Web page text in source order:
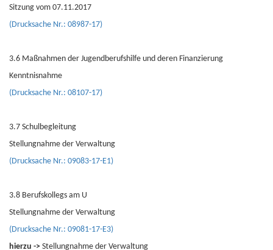
Sitzung vom 07.11.2017
(Drucksache Nr.: 08987-17)
3.6 Maßnahmen der Jugendberufshilfe und deren Finanzierung
Kenntnisnahme
(Drucksache Nr.: 08107-17)
3.7 Schulbegleitung
Stellungnahme der Verwaltung
(Drucksache Nr.: 09083-17-E1)
3.8 Berufskollegs am U
Stellungnahme der Verwaltung
(Drucksache Nr.: 09081-17-E3)
hierzu -> Stellungnahme der Verwaltung